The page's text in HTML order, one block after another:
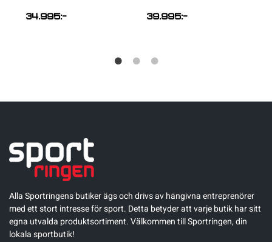
34.995:- 39.995:-
Alla Sportringens butiker ägs och drivs av hängivna entreprenörer
med ett stort intresse för sport. Detta betyder att varje butik har sitt
egna utvalda produktsortiment. Välkommen till Sportringen, din
lokala sportbutik!